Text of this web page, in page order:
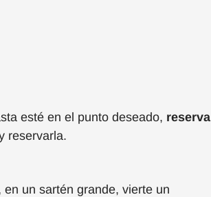
esté en el punto deseado, reserva
reservarla.
en un sartén grande, vierte un